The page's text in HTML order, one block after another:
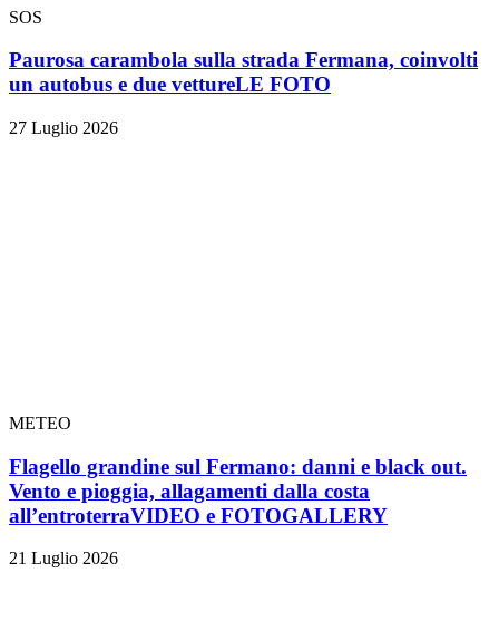
SOS
Paurosa carambola sulla strada Fermana, coinvolti
un autobus e due vettureLE FOTO
27 Luglio 2026
METEO
Flagello grandine sul Fermano: danni e black out.
Vento e pioggia, allagamenti dalla costa
all’entroterraVIDEO e FOTOGALLERY
21 Luglio 2026